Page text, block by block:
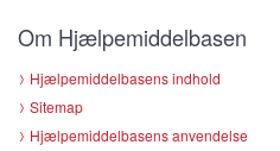
Om Hjælpemiddelbasen
Hjælpemiddelbasens indhold
Sitemap
Hjælpemiddelbasens anvendelse